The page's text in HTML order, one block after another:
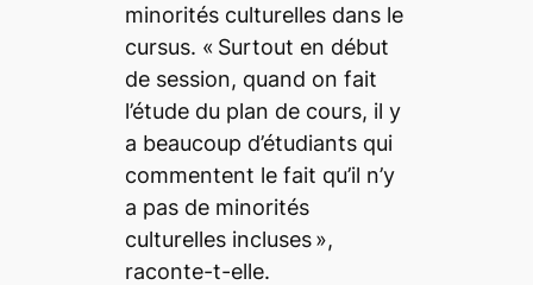
minorités culturelles dans le
cursus. « Surtout en début
de session, quand on fait
l’étude du plan de cours, il y
a beaucoup d’étudiants qui
commentent le fait qu’il n’y
a pas de minorités
culturelles incluses»,
raconte-t-elle.